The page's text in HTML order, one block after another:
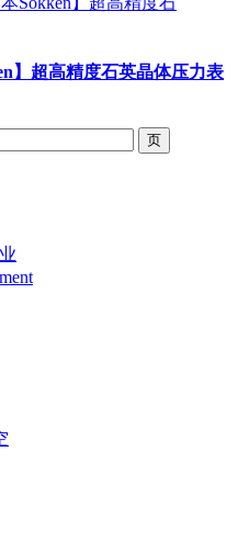
】超高精度石英晶体压力表